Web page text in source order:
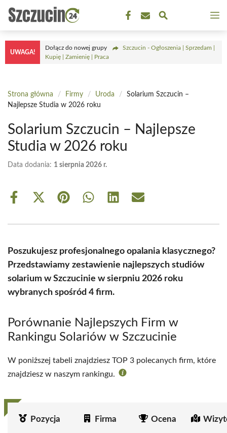
Przejdź
treści
UWAGA!
Dołącz do nowej grupy
Szczucin - Ogłoszenia | Sprzedam |
Kupię | Zamienię | Praca
Strona główna / Firmy / Uroda /
Solarium Szczucin –
Najlepsze Studia w 2026 roku
Solarium Szczucin – Najlepsze
Studia w 2026 roku
Data dodania: 1 sierpnia 2026 r.
Share
Share
(Twitter)
Share Share Share Share
Poszukujesz profesjonalnego opalania klasycznego?
Przedstawiamy zestawienie najlepszych studiów
solarium w Szczucinie w sierpniu 2026 roku
wybranych spośród 4 firm.
Porównanie Najlepszych Firm w
Rankingu Solariów w Szczucinie
W poniższej tabeli znajdziesz TOP 3 polecanych firm, które
znajdziesz w naszym rankingu.
Pozycja Firma Ocena